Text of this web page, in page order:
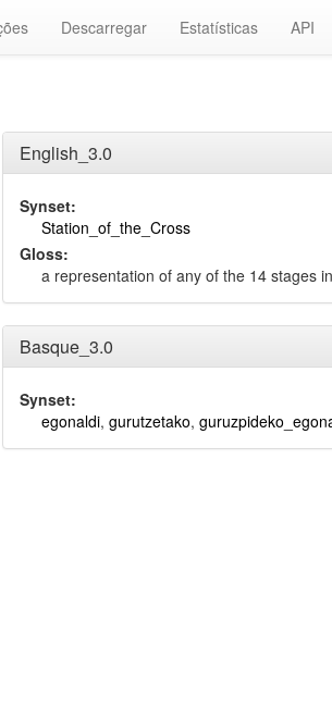
Descarregar Estatísticas API
English_3.0
Synset:
Station_of_the_Cross
Gloss:
a representation of any of the 14 stages
Basque_3.0
Synset:
egonaldi, gurutzetako,